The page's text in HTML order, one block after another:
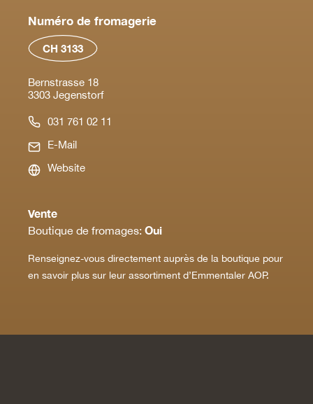
Numéro de fromagerie
CH 3133
Bernstrasse 18
3303 Jegenstorf
031 761 02 11
E-Mail
Website
Vente
Boutique de fromages: Oui
Renseignez-vous directement auprès de la boutique pour
en savoir plus sur leur assortiment d’Emmentaler AOP.